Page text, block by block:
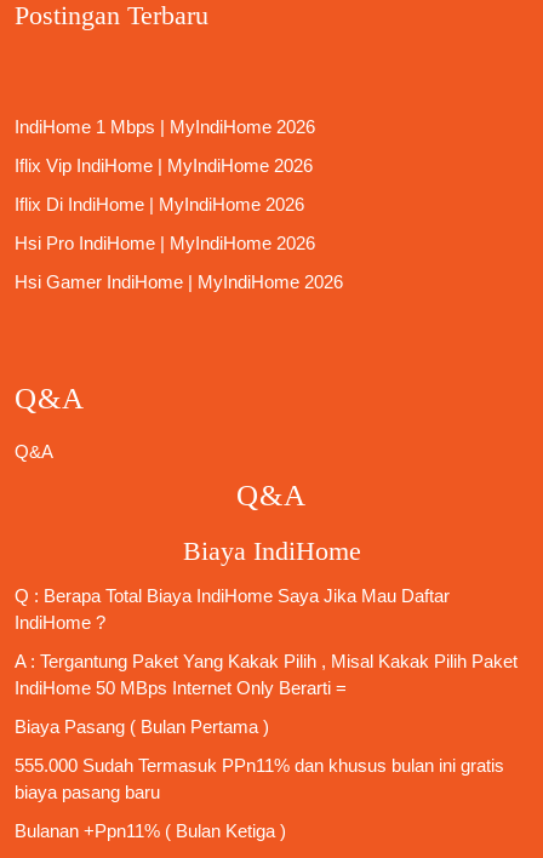
Postingan Terbaru
IndiHome 1 Mbps | MyIndiHome 2026
Iflix Vip IndiHome | MyIndiHome 2026
Iflix Di IndiHome | MyIndiHome 2026
Hsi Pro IndiHome | MyIndiHome 2026
Hsi Gamer IndiHome | MyIndiHome 2026
Q&A
Q&A
Q&A
Biaya IndiHome
Q : Berapa Total Biaya IndiHome Saya Jika Mau Daftar
IndiHome ?
A : Tergantung Paket Yang Kakak Pilih , Misal Kakak Pilih Paket
IndiHome 50 MBps Internet Only Berarti =
Biaya Pasang ( Bulan Pertama )
555.000 Sudah Termasuk PPn11% dan khusus bulan ini gratis
biaya pasang baru
Bulanan +Ppn11% ( Bulan Ketiga )